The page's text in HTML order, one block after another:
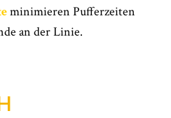
minimieren Pufferzeiten
an der Linie.